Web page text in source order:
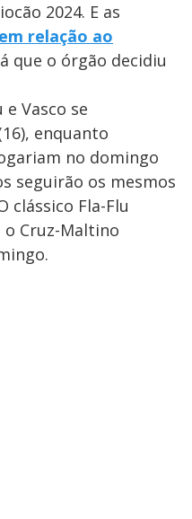
2024. E as
em relação ao
que o órgão decidiu
Vasco se
enquanto
no domingo
seguirão os mesmos
clássico Fla-Flu
o Cruz-Maltino